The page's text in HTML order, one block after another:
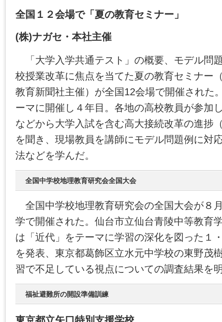
全国１２会場で「夏の教育セミナー」
(株)ナガセ・本社主催
「大学入学共通テスト」の概要、モデル問
校授業改革に焦点を当てた夏の教育セミナー
教育新聞社主催）が全国12会場で開催された
ーマに開催し４年目。各地の高校教員が参加
などから大学入試を含む高大接続改革の進捗
を聞き、現場教員を講師にモデル問題例に対
法などを学んだ。
全国中学校地理教育研究会全国大会
全国中学校地理教育研究会の全国大会が８
学で開催された。仙台市立仙台青陵中等教育
は「近代」をテーマに学習の深化を図った１
を発表、東京都葛飾区立水元中学校の東野茂
習で不足している視点についての調査結果を
福祉避難所の開設準備訓練
東京都立矢口特別支援学校